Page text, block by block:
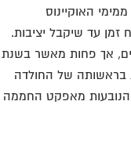
האוקיינוס
עד שיקבל יציבות.
אך פחות מאשר בשנת
של מחזור 12 החיות בראשותה של החולדה
מאפקט החממה